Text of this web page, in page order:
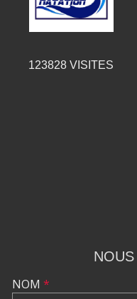
123828 VISITES
NOM *